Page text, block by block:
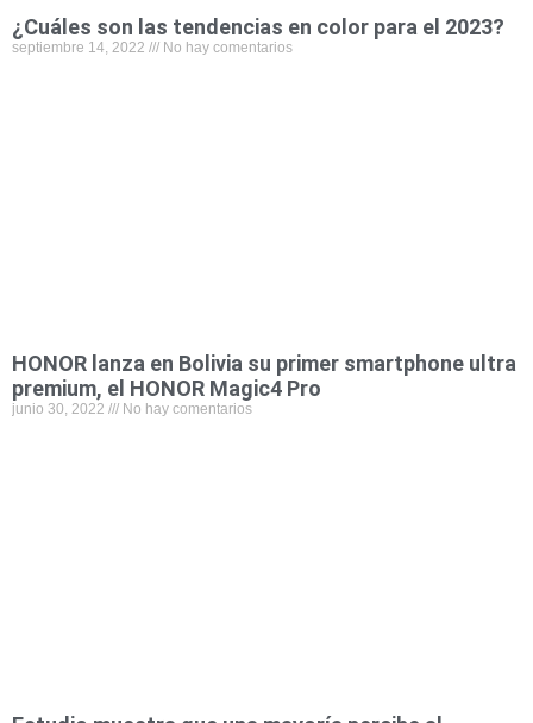
¿Cuáles son las tendencias en color para el 2023?
septiembre 14, 2022 No hay comentarios
HONOR lanza en Bolivia su primer smartphone ultra
premium, el HONOR Magic4 Pro
junio 30, 2022 No hay comentarios